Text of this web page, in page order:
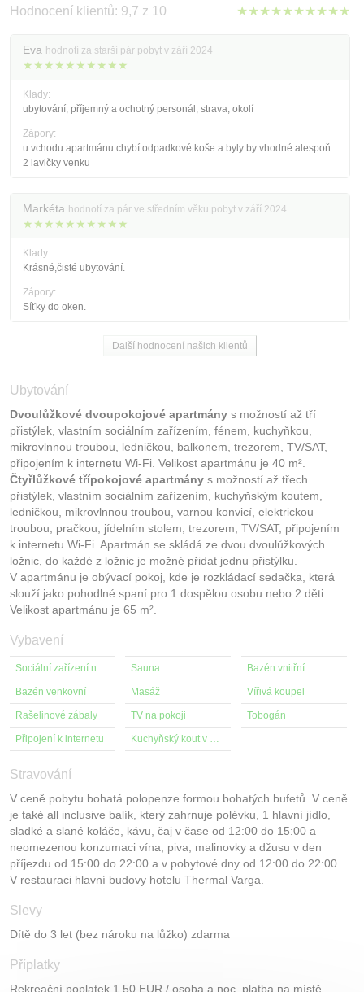
Hodnocení klientů: 9,7 z 10 ★★★★★★★★★★
Eva hodnotí za starší pár pobyt v září 2024
★★★★★★★★★★
Klady:
ubytování, příjemný a ochotný personál, strava, okolí
Zápory:
u vchodu apartmánu chybí odpadkové koše a byly by vhodné alespoň
2 lavičky venku
Markéta hodnotí za pár ve středním věku pobyt v září 2024
★★★★★★★★★★
Klady:
Krásné,čisté ubytování.
Zápory:
Síťky do oken.
Další hodnocení našich klientů
Ubytování
Dvoulůžkové dvoupokojové apartmány s možností až tří
přistýlek, vlastním sociálním zařízením, fénem, kuchyňkou,
mikrovlnnou troubou, ledničkou, balkonem, trezorem, TV/SAT,
připojením k internetu Wi-Fi. Velikost apartmánu je 40 m².
Čtyřlůžkové třípokojové apartmány s možností až třech
přistýlek, vlastním sociálním zařízením, kuchyňským koutem,
ledničkou, mikrovlnnou troubou, varnou konvicí, elektrickou
troubou, pračkou, jídelním stolem, trezorem, TV/SAT, připojením
k internetu Wi-Fi. Apartmán se skládá ze dvou dvoulůžkových
ložnic, do každé z ložnic je možné přidat jednu přistýlku.
V apartmánu je obývací pokoj, kde je rozkládací sedačka, která
slouží jako pohodlné spaní pro 1 dospělou osobu nebo 2 děti.
Velikost apartmánu je 65 m².
Vybavení
Sociální zařízení na pokoji Sauna Bazén vnitřní
Bazén venkovní Masáž Vířivá koupel
Rašelinové zábaly TV na pokoji Tobogán
Připojení k internetu Kuchyňský kout v pokoji
Stravování
V ceně pobytu bohatá polopenze formou bohatých bufetů. V ceně
je také all inclusive balík, který zahrnuje polévku, 1 hlavní jídlo,
sladké a slané koláče, kávu, čaj v čase od 12:00 do 15:00 a
neomezenou konzumaci vína, piva, malinovky a džusu v den
příjezdu od 15:00 do 22:00 a v pobytové dny od 12:00 do 22:00.
V restauraci hlavní budovy hotelu Thermal Varga.
Slevy
Dítě do 3 let (bez nároku na lůžko) zdarma
Příplatky
Rekreační poplatek 1,50 EUR / osoba a noc, platba na místě.